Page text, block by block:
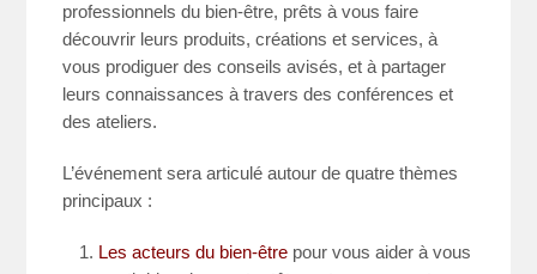
professionnels du bien-être, prêts à vous faire
découvrir leurs produits, créations et services, à
vous prodiguer des conseils avisés, et à partager
leurs connaissances à travers des conférences et
des ateliers.
L’événement sera articulé autour de quatre thèmes
principaux :
Les acteurs du bien-être pour vous aider à vous